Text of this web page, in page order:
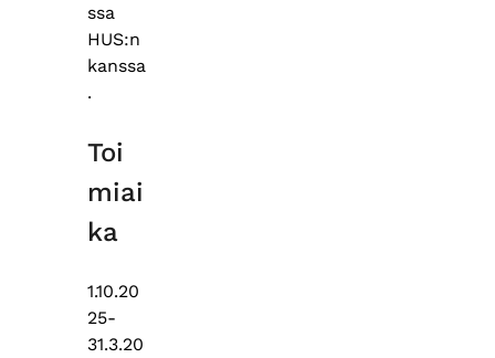
ssa
HUS:n
kanssa
.
Toi
miai
ka
1.10.20
25-
31.3.20